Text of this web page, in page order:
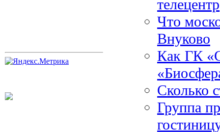
телецентр
Что
Внуково
Как ГК
Сколько
Группа